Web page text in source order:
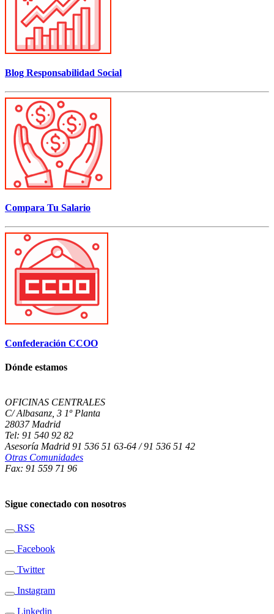
Blog Responsabilidad Social
Compara Tu Salario
Confederación CCOO
Dónde estamos
OFICINAS CENTRALES
C/ Albasanz, 3 1º Planta
28037 Madrid
Tel: 91 540 92 82
Asesoría Madrid 91 536 51 63-64 / 91 536 51 42
Otras Comunidades
Fax: 91 559 71 96
Sigue conectado con nosotros
RSS
Facebook
Twitter
Instagram
Linkedin